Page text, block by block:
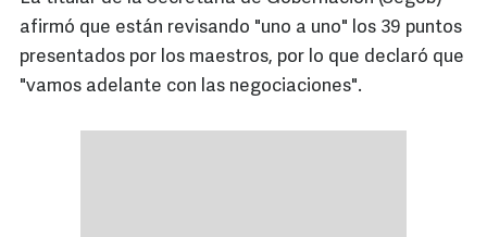
afirmó que están revisando "uno a uno" los 39 puntos
presentados por los maestros, por lo que declaró que
"vamos adelante con las negociaciones".